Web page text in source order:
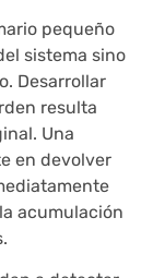
pequeño
sistema sino
Desarrollar
resulta
Una
en devolver
acumulación